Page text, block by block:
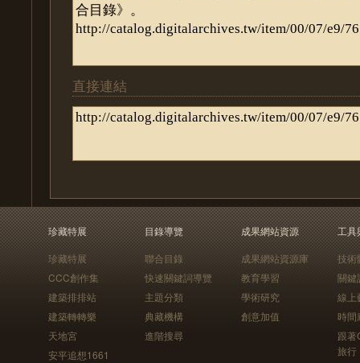
直接連結
珍藏特展
珍藏特展
CCC創作集
建築排排站
建築轉轉樂
天地宮
安平追想1661
目錄導覽
聯合目錄
快速關鍵詞導覽
主題分類
典藏機構
進階搜尋
成果網站資源
成果網站資源庫
教育學習
學術研究
創意加值
工具
技術
關鍵
線上
時間
跟
旅行